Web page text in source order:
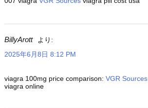
BillyArott
より:
2025年6月8日 8:12 PM
viagra 100mg price comparison: VGR Sources
viagra online